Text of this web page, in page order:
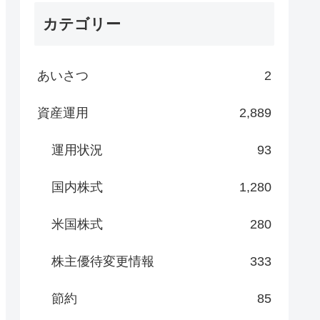
カテゴリー
あいさつ 2
資産運用 2,889
運用状況 93
国内株式 1,280
米国株式 280
株主優待変更情報 333
節約 85